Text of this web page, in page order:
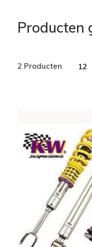
Producten
2 Producten